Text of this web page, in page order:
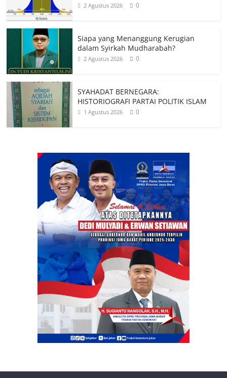
2 Agustus 2026 0
Siapa yang Menanggung Kerugian
dalam Syirkah Mudharabah?
2 Agustus 2026 0
SYAHADAT BERNEGARA:
HISTORIOGRAFI PARTAI POLITIK ISLAM
1 Agustus 2026 0